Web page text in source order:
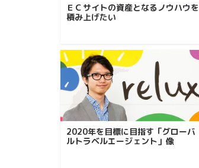
ＥＣサイトの資産となるノウハウを
積み上げたい
2020年を目標に目指す「グローバ
ルトラベルエージェント」像